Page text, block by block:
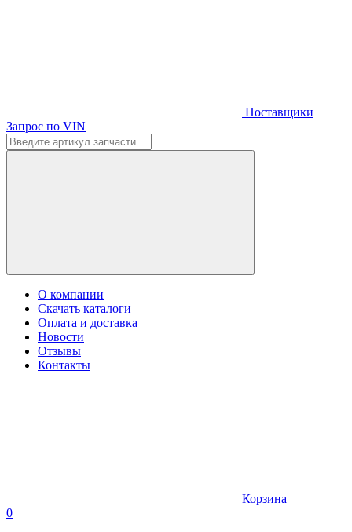
Поставщики
Запрос по VIN
О компании
Скачать каталоги
Оплата и доставка
Новости
Отзывы
Контакты
Корзина
0